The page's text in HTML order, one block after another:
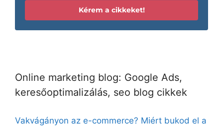
Kérem a cikkeket!
Online marketing blog: Google Ads,
keresőoptimalizálás, seo blog cikkek
Vakvágányon az e-commerce? Miért bukod el a